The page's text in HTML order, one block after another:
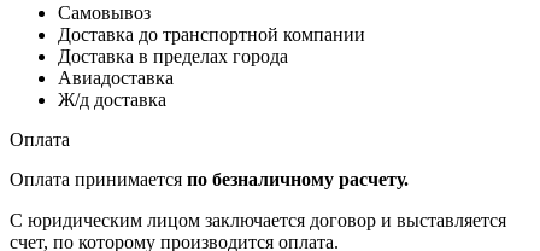
Самовывоз
Доставка до транспортной компании
Доставка в пределах города
Авиадоставка
Ж/д доставка
Оплата
Оплата принимается по безналичному расчету.
С юридическим лицом заключается договор и выставляется
счет, по которому производится оплата.